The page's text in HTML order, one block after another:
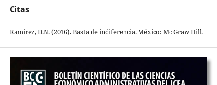
Citas
Ramírez, D.N. (2016). Basta de indiferencia. México: Mc Graw Hill.